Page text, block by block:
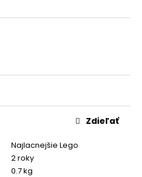
Najlacnejšie Lego
2 roky
0.7 kg
Zdieľať